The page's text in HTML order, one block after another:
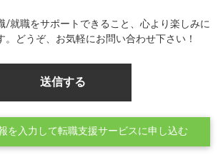
/就職をサポートできること、心より楽しみに
。どうぞ、お気軽にお問い合わせ下さい！
を入力して転職支援サービスに申し込む